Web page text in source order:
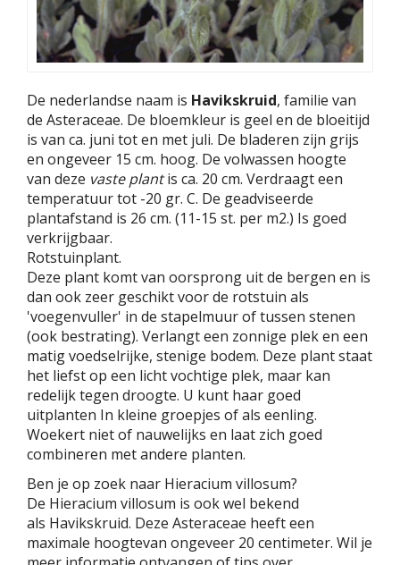
De nederlandse naam is Havikskruid, familie van
de Asteraceae. De bloemkleur is geel en de bloeitijd
is van ca. juni tot en met juli. De bladeren zijn grijs
en ongeveer 15 cm. hoog. De volwassen hoogte
van deze vaste plantis ca. 20 cm. Verdraagt een
temperatuur tot -20 gr. C. De geadviseerde
plantafstand is 26 cm. (11-15 st. per m2.) Is goed
verkrijgbaar.
Rotstuinplant.
Deze plant komt van oorsprong uit de bergen en is
dan ook zeer geschikt voor de rotstuin als
'voegenvuller' in de stapelmuur of tussen stenen
(ook bestrating). Verlangt een zonnige plek en een
matig voedselrijke, stenige bodem. Deze plant staat
het liefst op een licht vochtige plek, maar kan
redelijk tegen droogte. U kunt haar goed
uitplanten In kleine groepjes of als eenling.
Woekert niet of nauwelijks en laat zich goed
combineren met andere planten.
Ben je op zoek naar Hieracium villosum?
De Hieracium villosum is ook wel bekend
als Havikskruid. Deze Asteraceae heeft een
maximale hoogtevan ongeveer 20 centimeter. Wil je